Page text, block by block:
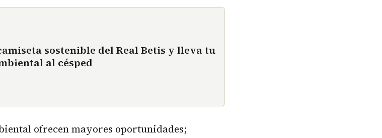
sostenible del Real Betis y lleva tu
al césped
ofrecen mayores oportunidades;